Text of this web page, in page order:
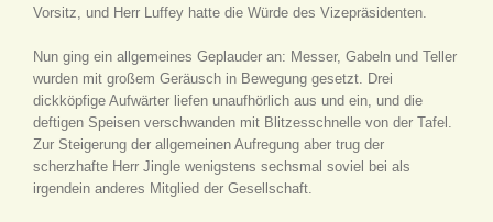
Vorsitz, und Herr Luffey hatte die Würde des Vizepräsidenten.
Nun ging ein allgemeines Geplauder an: Messer, Gabeln und Teller
wurden mit großem Geräusch in Bewegung gesetzt. Drei
dickköpfige Aufwärter liefen unaufhörlich aus und ein, und die
deftigen Speisen verschwanden mit Blitzesschnelle von der Tafel.
Zur Steigerung der allgemeinen Aufregung aber trug der
scherzhafte Herr Jingle wenigstens sechsmal soviel bei als
irgendein anderes Mitglied der Gesellschaft.